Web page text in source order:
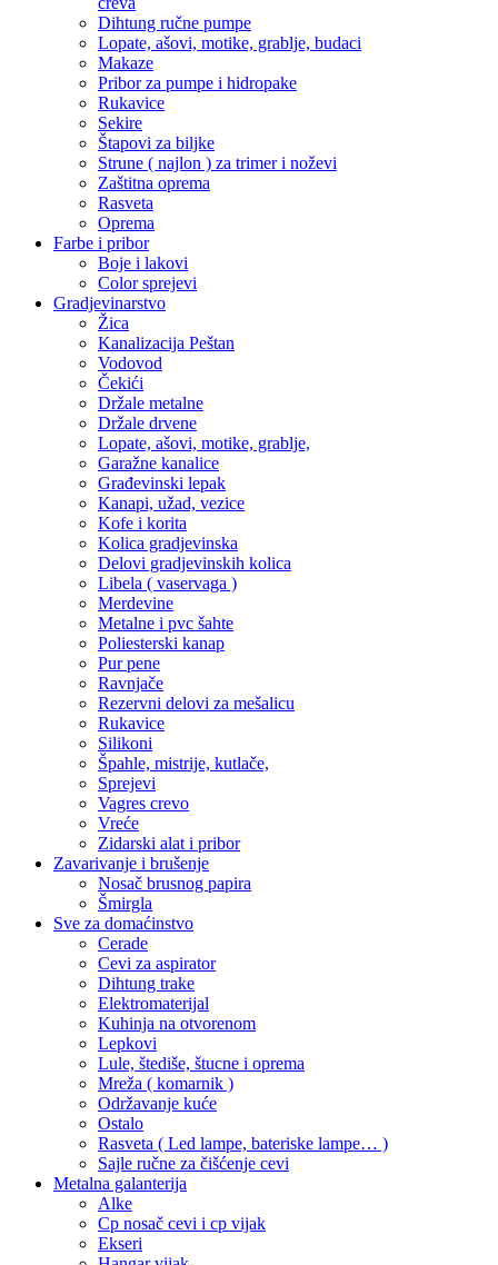
Dihtung ručne pumpe
Lopate, ašovi, motike, grablje, budaci
Makaze
Pribor za pumpe i hidropake
Rukavice
Sekire
Štapovi za biljke
Strune ( najlon ) za trimer i noževi
Zaštitna oprema
Rasveta
Oprema
Farbe i pribor
Boje i lakovi
Color sprejevi
Gradjevinarstvo
Žica
Kanalizacija Peštan
Vodovod
Čekići
Držale metalne
Držale drvene
Lopate, ašovi, motike, grablje,
Garažne kanalice
Građevinski lepak
Kanapi, užad, vezice
Kofe i korita
Kolica gradjevinska
Delovi gradjevinskih kolica
Libela ( vaservaga )
Merdevine
Metalne i pvc šahte
Poliesterski kanap
Pur pene
Ravnjače
Rezervni delovi za mešalicu
Rukavice
Silikoni
Špahle, mistrije, kutlače,
Sprejevi
Vagres crevo
Vreće
Zidarski alat i pribor
Zavarivanje i brušenje
Nosač brusnog papira
Šmirgla
Sve za domaćinstvo
Cerade
Cevi za aspirator
Dihtung trake
Elektromaterijal
Kuhinja na otvorenom
Lepkovi
Lule, štediše, štucne i oprema
Mreža ( komarnik )
Održavanje kuće
Ostalo
Rasveta ( Led lampe, bateriske lampe… )
Sajle ručne za čišćenje cevi
Metalna galanterija
Alke
Cp nosač cevi i cp vijak
Ekseri